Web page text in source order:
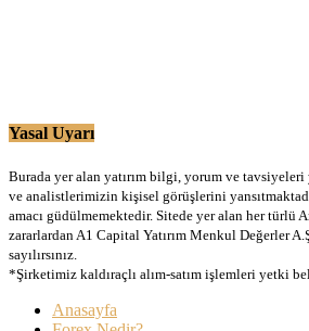
Yasal Uyarı
Burada yer alan yatırım bilgi, yorum ve
ve analistlerimizin kişisel görüşlerini
amacı güdülmemektedir. Sitede yer alan her
zararlardan A1 Capital Yatırım Menkul Değerler
sayılırsınız.
*Şirketimiz kaldıraçlı alım-satım işlemleri yetki
Anasayfa